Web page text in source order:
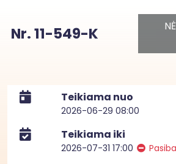
Nr. 11-549-K
Teikiama nuo
2026-06-29 08:00
Teikiama iki
2026-07-31 17:00